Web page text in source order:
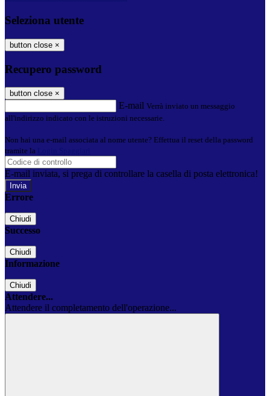
Seleziona utente
button close ×
Recupero password
button close ×
E-mail Verrà inviato un messaggio
all'indirizzo indicato con le istruzioni necessarie.
Non hai una e-mail associata al nome utente? Effettua il reset della password
tramite la
E-mail inviata, si prega di controllare la casella di posta elettronica!
Errore
Chiudi
Successo
Chiudi
Informazione
Chiudi
Attendere...
Attendere il completamento dell'operazione...